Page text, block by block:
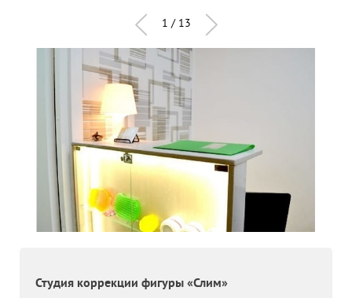
1 / 13
Студия коррекции фигуры «Слим»